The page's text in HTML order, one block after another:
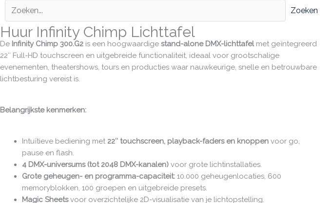
Zoeken
Huur Infinity Chimp Lichttafel
De Infinity Chimp 300.G2 is een hoogwaardige stand-alone DMX-lichttafelmet geïntegreerd
22″ Full-HD touchscreen en uitgebreide functionaliteit, ideaal voor grootschalige
evenementen, theatershows, tours en producties waar nauwkeurige, snelle en betrouwbare
lichtbesturing vereist is.
Belangrijkste kenmerken:
Intuïtieve bediening met 22″ touchscreen, playback-faders en knoppen voor go,
pause en flash.
4 DMX-universums (tot 2048 DMX-kanalen) voor grote lichtinstallaties.
Grote geheugen- en programma-capaciteit: 10.000 geheugenlocaties, 600
memoryblokken, 100 groepen en uitgebreide presets.
Magic Sheetsvoor overzichtelijke 2D-visualisatie van je lichtopstelling.